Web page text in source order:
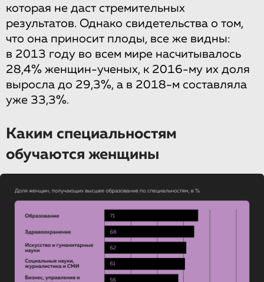
которая не даст стремительных
результатов. Однако свидетельства о том,
что она приносит плоды, все же видны:
в 2013 году во всем мире насчитывалось
28,4% женщин-ученых, к 2016-му их доля
выросла до 29,3%, а в 2018-м составляла
уже 33,3%.
Каким специальностям
обучаются женщины